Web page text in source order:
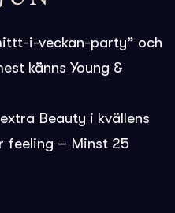
i-veckan-party” och
känns Young &
Beauty i kvällens
feeling – Minst 25